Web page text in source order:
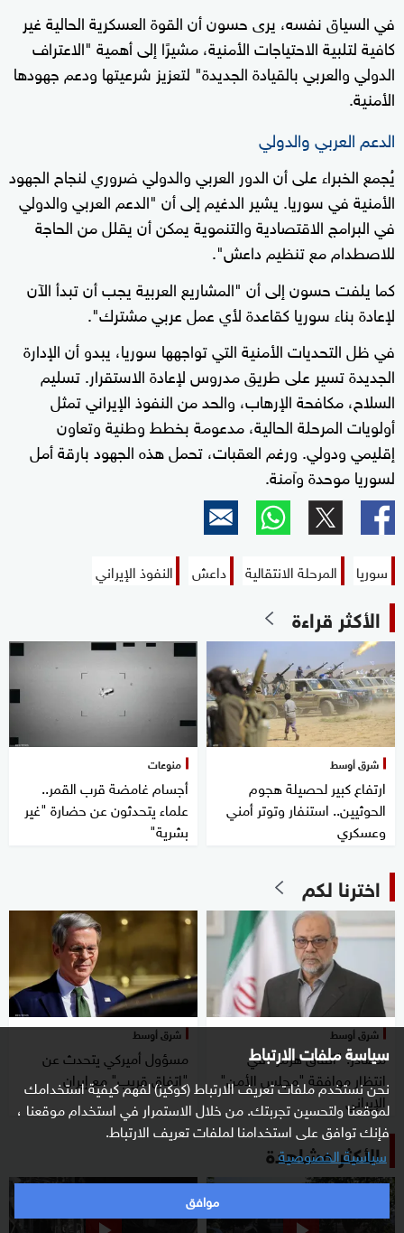
سياسة ملفات الارتباط
نحن نستخدم ملفات تعريف الارتباط (كوكيز) لفهم كيفية استخدامك
لموقعنا ولتحسين تجربتك. من خلال الاستمرار في استخدام موقعنا ،
فإنك توافق على استخدامنا لملفات تعريف الارتباط.
سياسية الخصوصية
موافق
في السياق نفسه، يرى حسون أن القوة العسكرية الحالية غير
كافية لتلبية الاحتياجات الأمنية، مشيرًا إلى أهمية "الاعتراف
الدولي والعربي بالقيادة الجديدة" لتعزيز شرعيتها ودعم جهودها
الأمنية.
الدعم العربي والدولي
يُجمع الخبراء على أن الدور العربي والدولي ضروري لنجاح الجهود
الأمنية في سوريا. يشير الدغيم إلى أن "الدعم العربي والدولي
في البرامج الاقتصادية والتنموية يمكن أن يقلل من الحاجة
للاصطدام مع تنظيم داعش".
كما يلفت حسون إلى أن "المشاريع العربية يجب أن تبدأ الآن
لإعادة بناء سوريا كقاعدة لأي عمل عربي مشترك".
في ظل التحديات الأمنية التي تواجهها سوريا، يبدو أن الإدارة
الجديدة تسير على طريق مدروس لإعادة الاستقرار. تسليم
السلاح، مكافحة الإرهاب، والحد من النفوذ الإيراني تمثل
أولويات المرحلة الحالية، مدعومة بخطط وطنية وتعاون
إقليمي ودولي. ورغم العقبات، تحمل هذه الجهود بارقة أمل
لسوريا موحدة وآمنة.
سوريا المرحلة الانتقالية داعش النفوذ الإيراني
الأكثر قراءة
شرق أوسط
ارتفاع كبير لحصيلة هجوم
الحوثيين.. استنفار وتوتر أمني
وعسكري
منوعات
أجسام غامضة قرب القمر..
علماء يتحدثون عن حضارة "غير
بشرية"
اخترنا لكم
شرق أوسط
مصادر: "اتفاق هرمز" في
انتظار موافقة "مجلس الأمن"
الإيراني
شرق أوسط
مسؤول أميركي يتحدث عن
"اتفاق قريب" مع إيران
الأكثر مشاهدة